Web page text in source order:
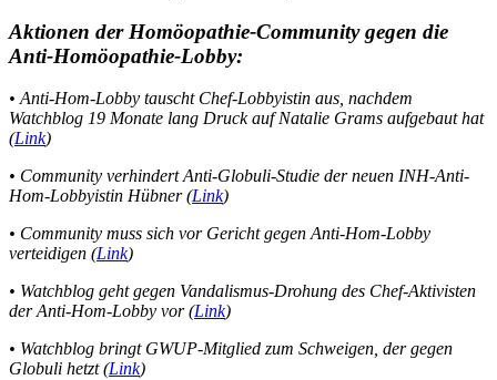
Aktionen der Homöopathie-Community gegen die
Anti-Homöopathie-Lobby:
• Anti-Hom-Lobby tauscht Chef-Lobbyistin aus, nachdem
Watchblog 19 Monate lang Druck auf Natalie Grams aufgebaut hat
(Link)
• Community verhindert Anti-Globuli-Studie der neuen INH-Anti-
Hom-Lobbyistin Hübner (Link)
• Community muss sich vor Gericht gegen Anti-Hom-Lobby
verteidigen (Link)
• Watchblog geht gegen Vandalismus-Drohung des Chef-Aktivisten
der Anti-Hom-Lobby vor (Link)
• Watchblog bringt GWUP-Mitglied zum Schweigen, der gegen
Globuli hetzt (Link)